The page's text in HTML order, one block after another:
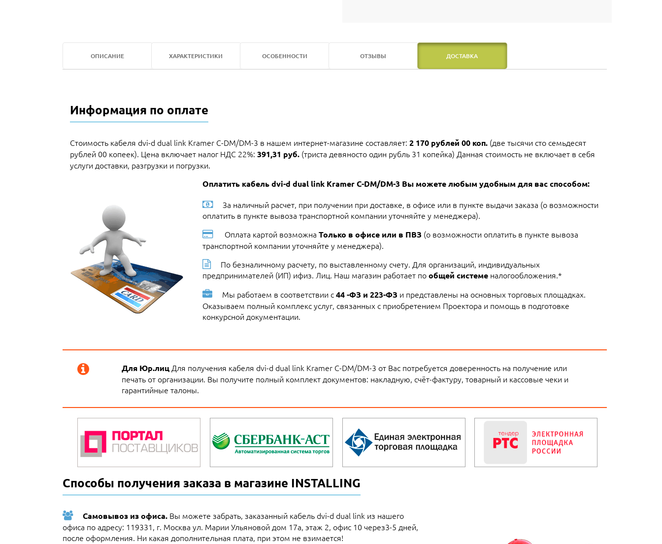
ОПИСАНИЕ ХАРАКТЕРИСТИКИ ОСОБЕННОСТИ ОТЗЫВЫ ДОСТАВКА
Информация по оплате
Стоимость кабеля dvi-d dual link Kramer C-DM/DM-3 в нашем интернет-магазине составляет: 2 170 рублей 00 коп. (две тысячи сто семьдесят
рублей 00 копеек). Цена включает налог НДС 22%: 391,31 руб. (триста девяносто один рубль 31 копейка) Данная стоимость не включает в себя
услуги доставки, разгрузки и погрузки.
Оплатить кабель dvi-d dual link Kramer C-DM/DM-3 Вы можете любым удобным для вас способом:
За наличный расчет, при получении при доставке, в офисе или в пункте выдачи заказа (о возможности
оплатить в пункте вывоза транспортной компании уточняйте у менеджера).
Оплата картой возможна Только в офисе или в ПВЗ (о возможности оплатить в пункте вывоза
транспортной компании уточняйте у менеджера).
По безналичному расчету, по выставленному счету. Для организаций, индивидуальных
предпринимателей (ИП) ифиз. Лиц. Наш магазин работает пообщей системеналогообложения.*
Мы работаем в соответствии с44 -ФЗ и 223-ФЗ и представлены на основных торговых площадках.
Оказываем полный комплекс услуг, связанных с приобретением Проектора и помощь в подготовке
конкурсной документации.
Для Юр.лицДля получения кабеля dvi-d dual link Kramer C-DM/DM-3 от Вас потребуется доверенность на получение или
печать от организации. Вы получите полный комплект документов: накладную, счёт-фактуру, товарный и кассовые чеки и
гарантийные талоны.
Способы получения заказа в магазине INSTALLING
Самовывоз из офиса. Вы можете забрать, заказанный кабель dvi-d dual link из нашего
офиса по адресу: 119331, г. Москва ул. Марии Ульяновой дом 17а, этаж 2, офис 10 через3-5 дней,
после оформления. Ни какая дополнительная плата, при этом не взимается!